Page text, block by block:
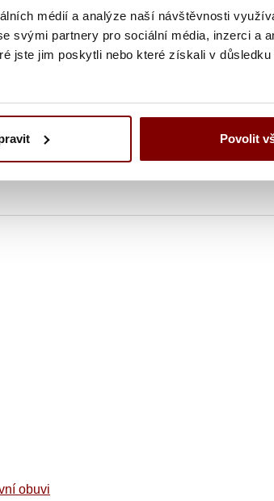
médií a analýze naší návštěvnosti
svými partnery pro sociální média, inzerci a
jste jim poskytli nebo které získali v důsledku
Povolit
UPOZORNENIE
- tovar po vytvorení výšivky
Doba tvorby výšivky je 10-15 pracovných dní
obuvi